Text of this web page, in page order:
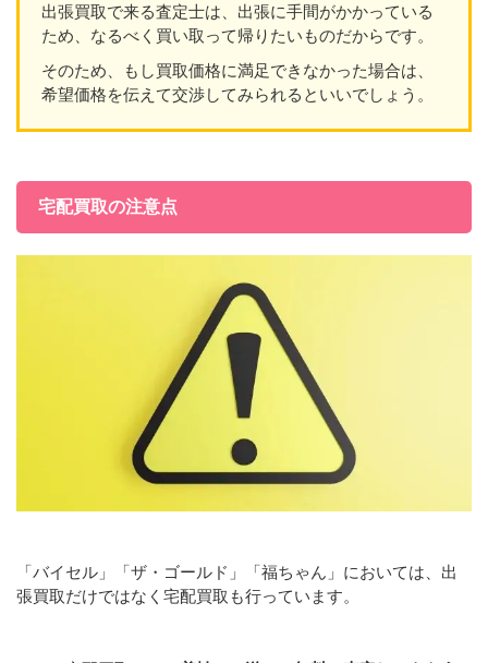
出張買取で来る査定士は、出張に手間がかかっている
ため、なるべく買い取って帰りたいものだからです。
そのため、もし買取価格に満足できなかった場合は、
希望価格を伝えて交渉してみられるといいでしょう。
宅配買取の注意点
「バイセル」「ザ・ゴールド」「福ちゃん」においては、出
張買取だけではなく宅配買取も行っています。